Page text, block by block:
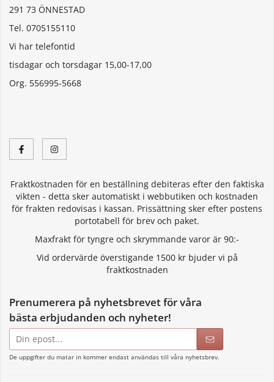
291 73 ÖNNESTAD
Tel. 0705155110
Vi har telefontid
tisdagar och torsdagar 15,00-17,00
Org. 556995-5668
Fraktkostnaden för en beställning debiteras efter den faktiska
vikten - detta sker automatiskt i webbutiken och kostnaden
för frakten redovisas i kassan. Prissättning sker efter postens
portotabell för brev och paket.
Maxfrakt för tyngre och skrymmande varor är 90:-
Vid ordervärde överstigande 1500 kr bjuder vi på
fraktkostnaden
Prenumerera på nyhetsbrevet för våra
bästa erbjudanden och nyheter!
postadress
De uppgifter du matar in kommer endast användas till våra nyhetsbrev.